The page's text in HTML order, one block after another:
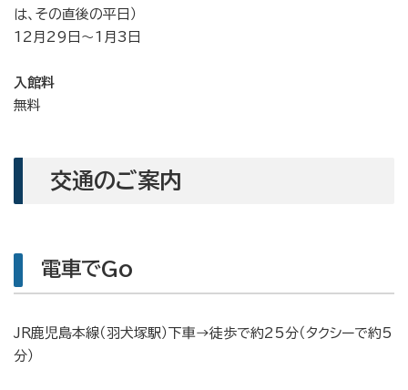
は、その直後の平日）
12月29日～1月3日
入館料
無料
交通のご案内
電車でGo
JR鹿児島本線（羽犬塚駅）下車→徒歩で約25分（タクシーで約5
分）